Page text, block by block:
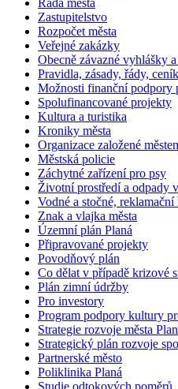
Rada města
Zastupitelstvo
Rozpočet města
Veřejné zakázky
Obecně závazné vyhlášky
Pravidla, zásady, řády,
Možnosti finanční podpory
Spolufinancované projekty
Kultura a turistika
Kroniky města
Organizace založené
Městská policie
Záchytné zařízení pro psy
Životní prostředí a odpady
Vodné a stočné,
Znak a vlajka města
Územní plán Planá
Připravované projekty
Povodňový plán
Co dělat v případě krizové
Plán zimní údržby
Pro investory
Program podpory kultury
Strategie rozvoje města
Strategický plán rozvoje
Partnerské město
Poliklinika Planá